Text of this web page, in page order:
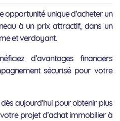
opportunité unique d’acheter un
à un prix attractif, dans un
et verdoyant.
d’avantages financiers
sécurisé pour votre
aujourd’hui pour obtenir plus
projet d’achat immobilier à